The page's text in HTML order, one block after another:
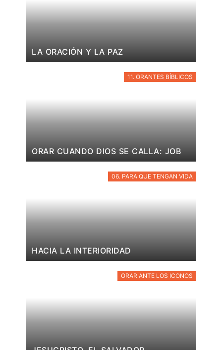
LA ORACIÓN Y LA PAZ
11. ORANTES BÍBLICOS
ORAR CUANDO DIOS SE CALLA: JOB
06. PARA QUE TENGAN VIDA
HACIA LA INTERIORIDAD
ORAR ANTE LOS ICONOS